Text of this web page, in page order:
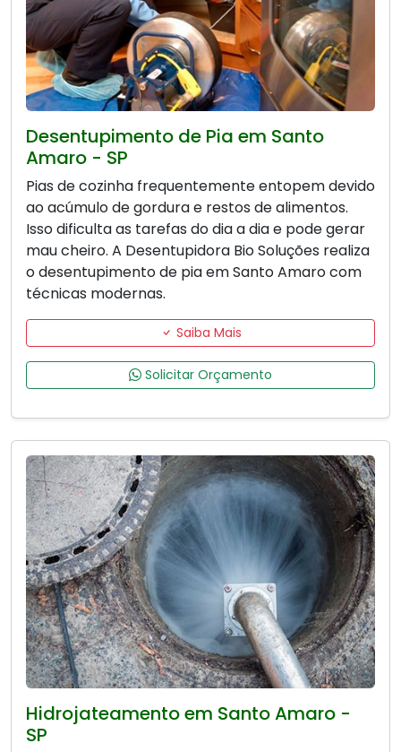
Desentupimento de Pia em Santo
Amaro - SP
Pias de cozinha frequentemente entopem devido
ao acúmulo de gordura e restos de alimentos.
Isso dificulta as tarefas do dia a dia e pode gerar
mau cheiro. A Desentupidora Bio Soluções realiza
o desentupimento de pia em Santo Amaro com
técnicas modernas.
Saiba Mais
Solicitar Orçamento
Hidrojateamento em Santo Amaro -
SP